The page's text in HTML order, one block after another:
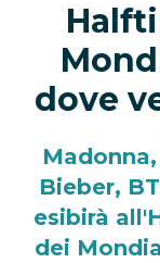
dove
Bieber,
esibirà
dei